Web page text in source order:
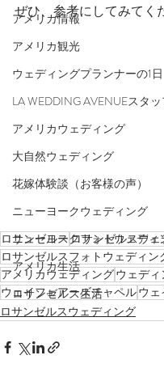
アメリカ情報
アメリカ観光
ウェディングプランナーの1日
LA WEDDING AVENUEスタッ
アメリカウェディング
大自然ウェディング
花嫁体験談（お客様の声）
ニューヨークウェディング
ニューヨークフォトウェディ
アメリカ生活
ロサンゼルス生活
ぜひ、参考にしてみてく
ロサンゼルスロサンゼルスウ
ロサンゼルスフォトウェディン
アメリカウェディングウェデ
ウェイフェアーズチャペルウ
ロサンゼルスウェディング